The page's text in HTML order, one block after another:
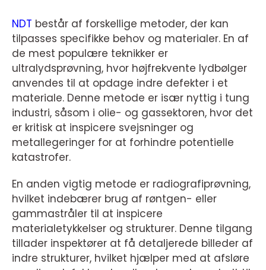
NDT består af forskellige metoder, der kan
tilpasses specifikke behov og materialer. En af
de mest populære teknikker er
ultralydsprøvning, hvor højfrekvente lydbølger
anvendes til at opdage indre defekter i et
materiale. Denne metode er især nyttig i tung
industri, såsom i olie- og gassektoren, hvor det
er kritisk at inspicere svejsninger og
metallegeringer for at forhindre potentielle
katastrofer.
En anden vigtig metode er radiografiprøvning,
hvilket indebærer brug af røntgen- eller
gammastråler til at inspicere
materialetykkelser og strukturer. Denne tilgang
tillader inspektører at få detaljerede billeder af
indre strukturer, hvilket hjælper med at afsløre